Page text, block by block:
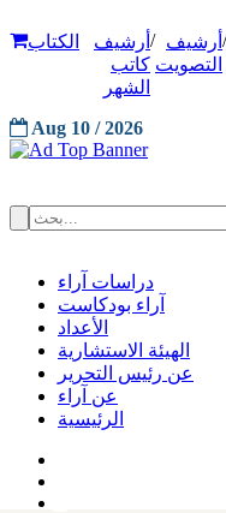
/ أرشيف
التصويت
/ أرشيف
كاتب
الشهر
الكتاب
Aug 10 / 2026
دراسات آراء
آراء بودكاست
الأعداد
الهيئة الاستشارية
عن رئيس التحرير
عن آراء
الرئيسية